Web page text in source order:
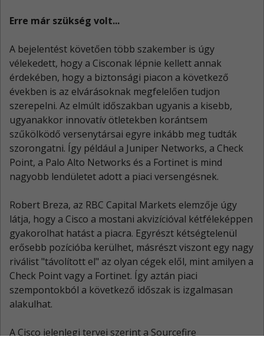
Erre már szükség volt...
A bejelentést követően több szakember is úgy
vélekedett, hogy a Cisconak lépnie kellett annak
érdekében, hogy a biztonsági piacon a következő
években is az elvárásoknak megfelelően tudjon
szerepelni. Az elmúlt időszakban ugyanis a kisebb,
ugyanakkor innovatív ötletekben korántsem
szűkölködő versenytársai egyre inkább meg tudták
szorongatni. Így például a Juniper Networks, a Check
Point, a Palo Alto Networks és a Fortinet is mind
nagyobb lendületet adott a piaci versengésnek.
Robert Breza, az RBC Capital Markets elemzője úgy
látja, hogy a Cisco a mostani akvizícióval kétféleképpen
gyakorolhat hatást a piacra. Egyrészt kétségtelenül
erősebb pozícióba kerülhet, másrészt viszont egy nagy
riválist "távolított el" az olyan cégek elől, mint amilyen a
Check Point vagy a Fortinet. Így aztán piaci
szempontokból a következő időszak is izgalmasan
alakulhat.
A Cisco jelenlegi tervei szerint a Sourcefire